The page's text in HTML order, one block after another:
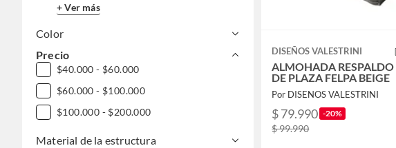
+ Ver más
Color
Precio
$40.000 - $60.000
$60.000 - $100.000
$100.000 - $200.000
Material de la estructura
DISEÑOS VALESTRINI
ALMOHADA RESPALDO
DE PLAZA FELPA BEIGE
Por DISENOS VALESTRINI
$ 79.990 -20%
$ 99.990